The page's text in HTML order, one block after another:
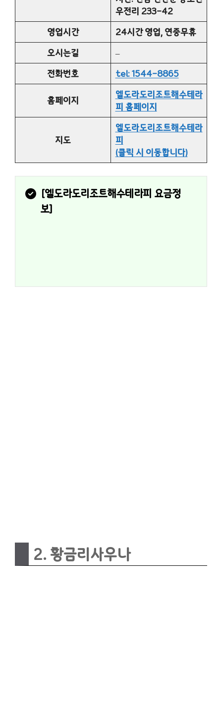
우전리 233-42
영업시간
24시간 영업, 연중무휴
오시는길
–
전화번호
tel: 1544-8865
홈페이지
엘도라도리조트해수테라
피 홈페이지
지도
엘도라도리조트해수테라
피
(클릭 시 이동합니다)
[엘도라도리조트해수테라피 요금정
보]
2. 황금리사우나